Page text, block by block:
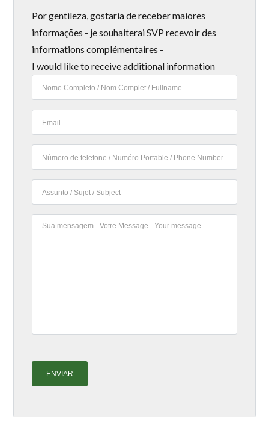
Por gentileza, gostaria de receber maiores
informações - je souhaiterai SVP recevoir des
informations complémentaires -
I would like to receive additional information